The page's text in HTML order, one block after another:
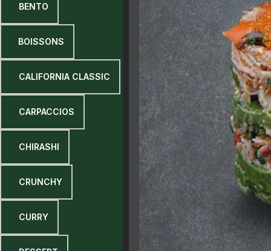
6 BENTO
7 BOISSONS
8 CALIFORNIA CLASSIC
9 CARPACCIOS
9 CHIRASHI
9 CRUNCHY
9 CURRY